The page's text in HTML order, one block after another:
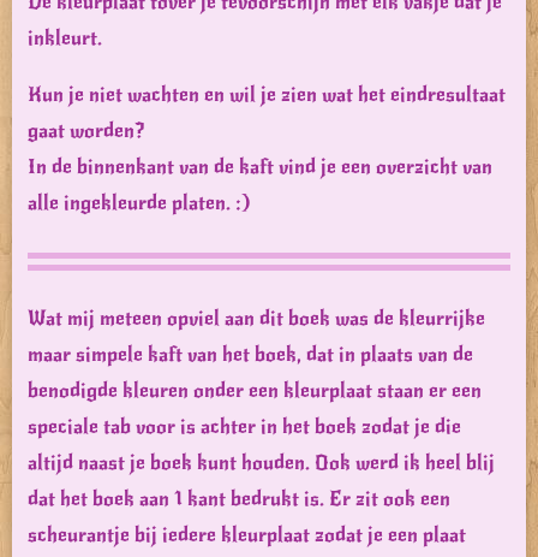
inkleurt.
Kun je niet wachten en wil je zien wat het eindresultaat
gaat worden?
In de binnenkant van de kaft vind je een overzicht van
alle ingekleurde platen. :)
Wat mij meteen opviel aan dit boek was de kleurrijke
maar simpele kaft van het boek, dat in plaats van de
benodigde kleuren onder een kleurplaat staan er een
speciale tab voor is achter in het boek zodat je die
altijd naast je boek kunt houden. Ook werd ik heel blij
dat het boek aan 1 kant bedrukt is. Er zit ook een
scheurantje bij iedere kleurplaat zodat je een plaat